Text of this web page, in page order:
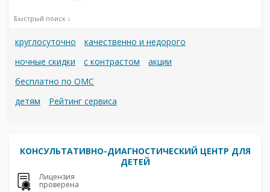
Быстрый поиск ↓
круглосуточно
качественно и недорого
ночные скидки
с контрастом
акции
бесплатно по ОМС
детям
Рейтинг сервиса
КОНСУЛЬТАТИВНО-ДИАГНОСТИЧЕСКИЙ ЦЕНТР ДЛЯ
ДЕТЕЙ
Лицензия
проверена